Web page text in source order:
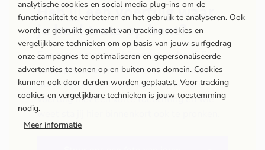
Verhalen van de werkvloer
Bij Wolves staat niemand alleen
Heb jij een voertuig waar
je heel trots op bent?
Een motor met een bijzonder verhaal? Een
gepimpte caravan of uitzonderlijke fiets?
Stuur ons een foto van jouw bijzondere
voertuig met een korte toelichting en wie
weet sta jij hier binnenkort ook te pronken.
analytische cookies en social media plug-ins om de
functionaliteit te verbeteren en het gebruik te analyseren. Ook
wordt er gebruikt gemaakt van tracking cookies en
vergelijkbare technieken om op basis van jouw surfgedrag
onze campagnes te optimaliseren en gepersonaliseerde
advertenties te tonen op en buiten ons domein. Cookies
kunnen ook door derden worden geplaatst. Voor tracking
cookies en vergelijkbare technieken is jouw toestemming
nodig.
Meer informatie